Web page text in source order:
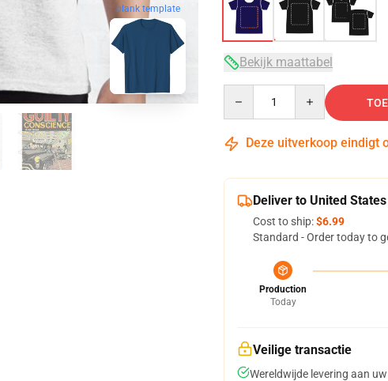
blank template
Bekijk maattabel
Deze uitverkoop eindigt
Deliver to United States
Cost to ship:$6.99
Standard - Order today to
Production
Today
Veilige transactie
Wereldwijde levering aan